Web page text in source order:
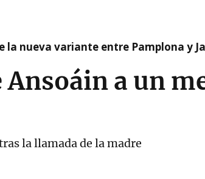
la nueva variante entre Pamplona y
Ansoáin a un
la llamada de la madre